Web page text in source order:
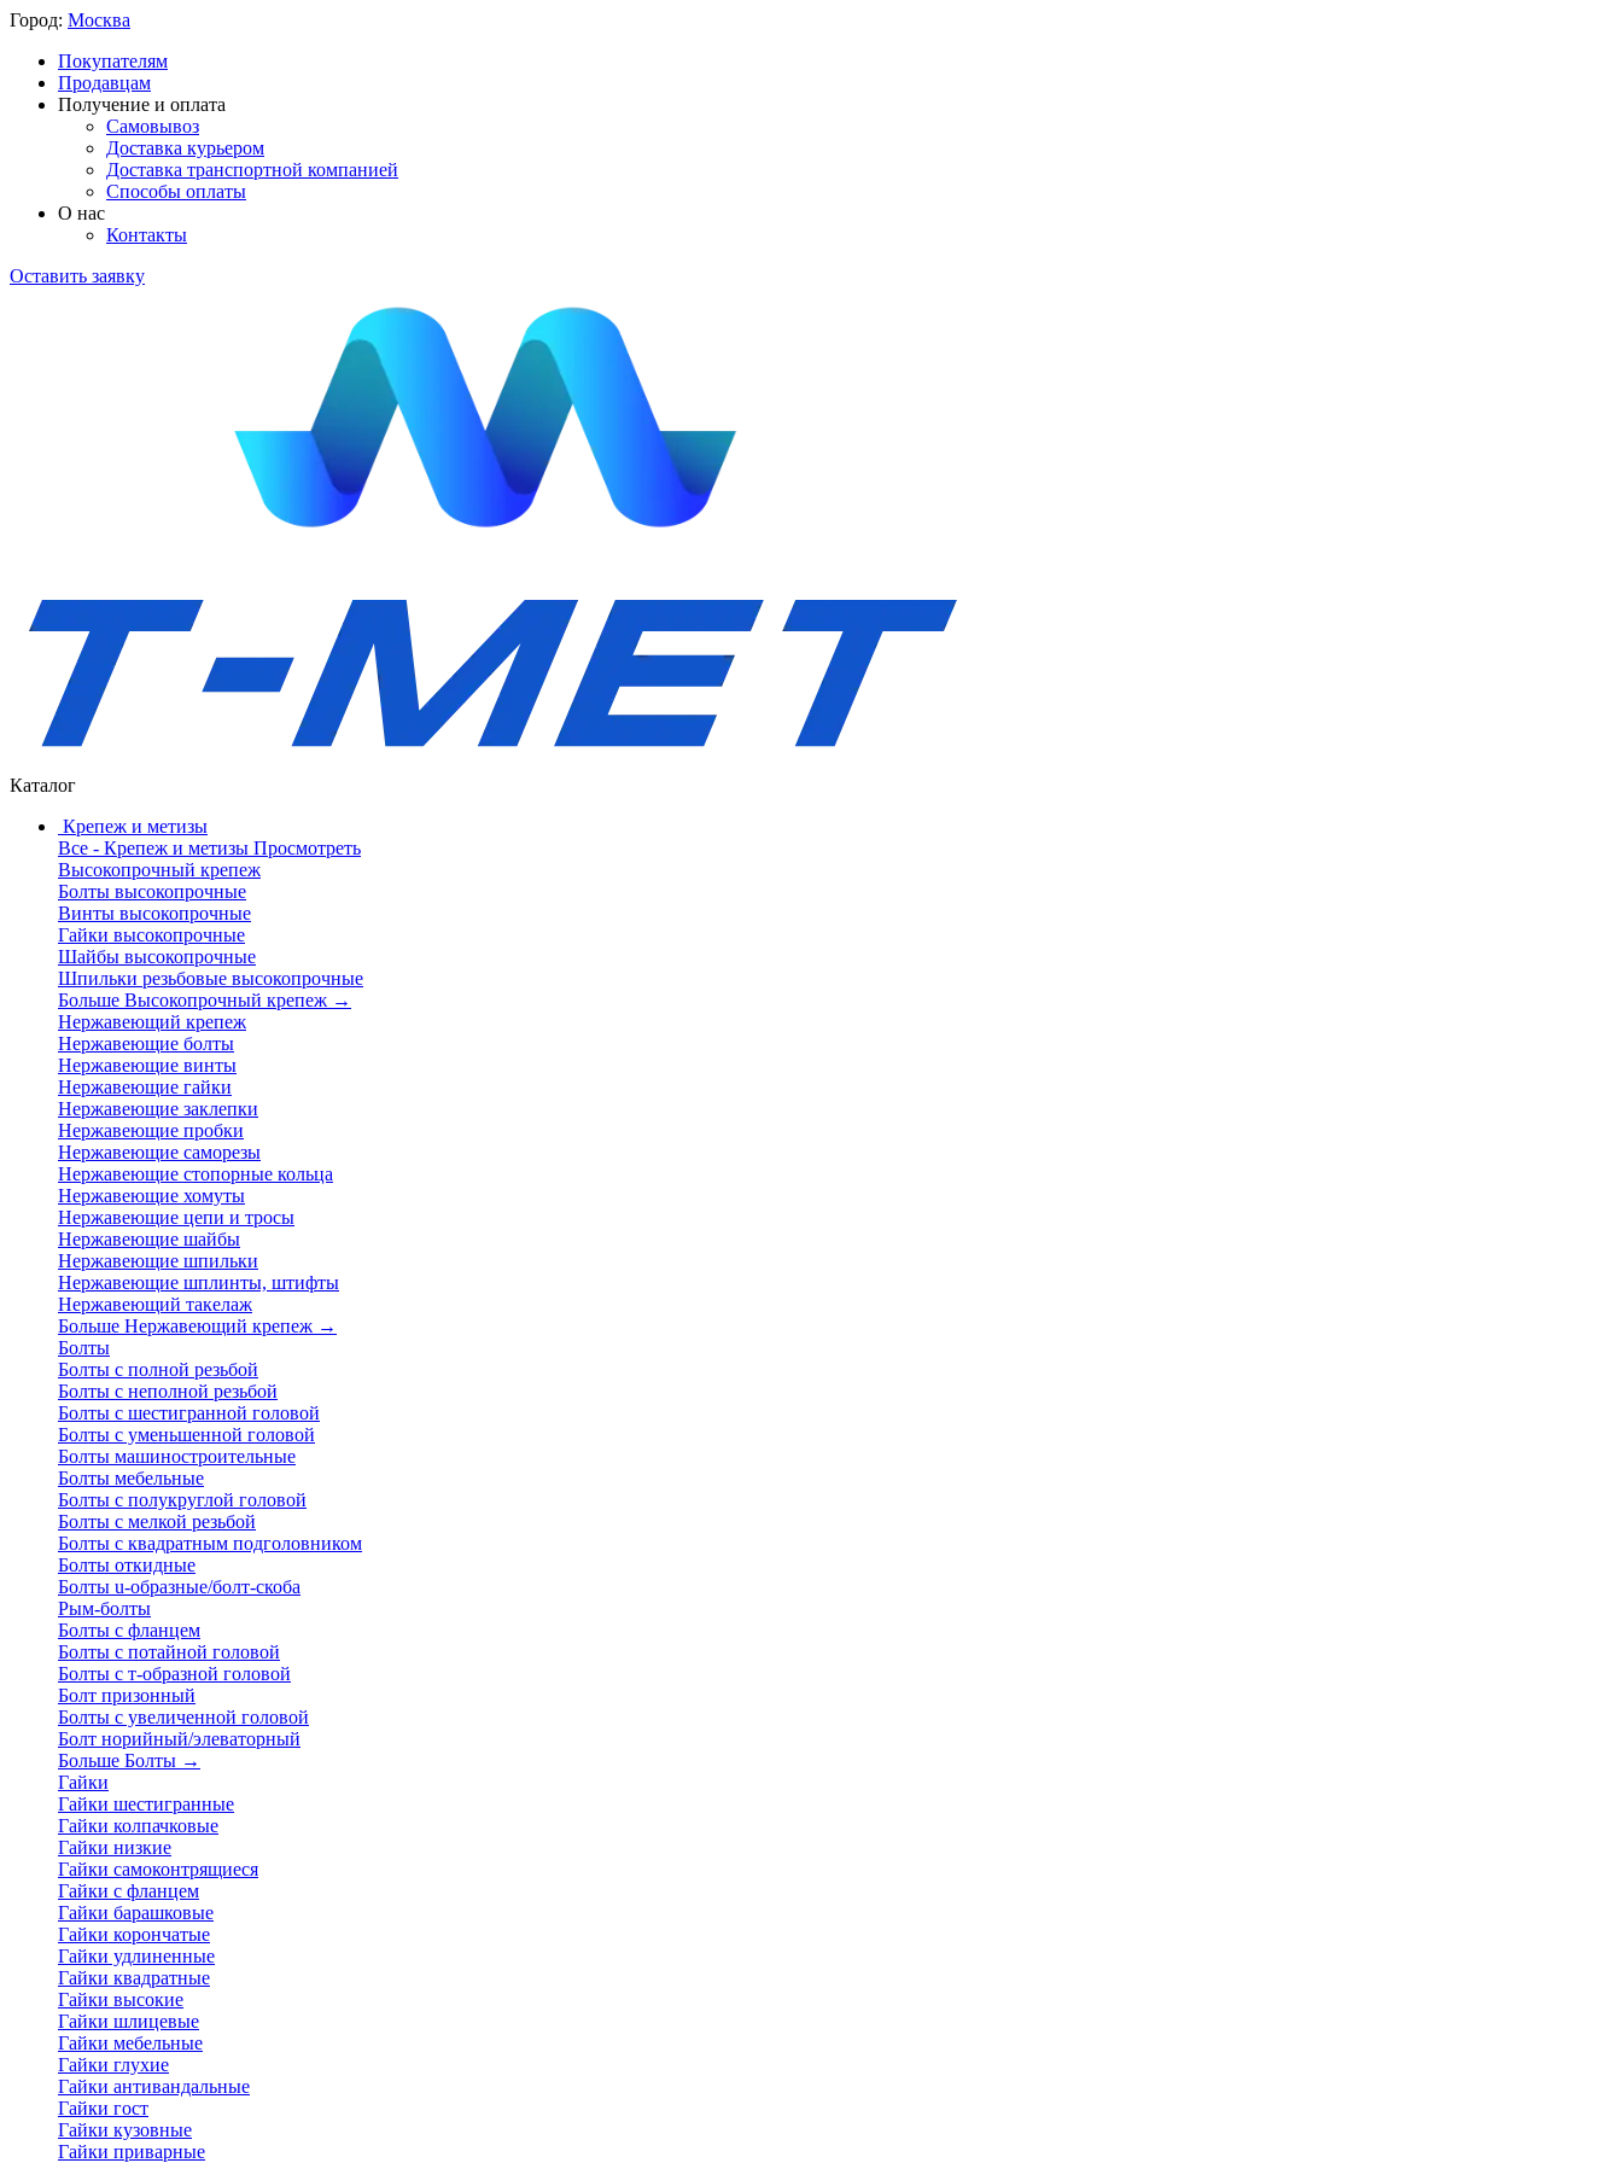
Город: Москва
Покупателям
Продавцам
Получение и оплата
Самовывоз
Доставка курьером
Доставка транспортной компанией
Способы оплаты
О нас
Контакты
Оставить заявку
Каталог
Крепеж и метизы
Все - Крепеж и метизы Просмотреть
Высокопрочный крепеж
Болты высокопрочные
Винты высокопрочные
Гайки высокопрочные
Шайбы высокопрочные
Шпильки резьбовые высокопрочные
Больше Высокопрочный крепеж →
Нержавеющий крепеж
Нержавеющие болты
Нержавеющие винты
Нержавеющие гайки
Нержавеющие заклепки
Нержавеющие пробки
Нержавеющие саморезы
Нержавеющие стопорные кольца
Нержавеющие хомуты
Нержавеющие цепи и тросы
Нержавеющие шайбы
Нержавеющие шпильки
Нержавеющие шплинты, штифты
Нержавеющий такелаж
Больше Нержавеющий крепеж →
Болты
Болты с полной резьбой
Болты с неполной резьбой
Болты с шестигранной головой
Болты с уменьшенной головой
Болты машиностроительные
Болты мебельные
Болты с полукруглой головой
Болты с мелкой резьбой
Болты с квадратным подголовником
Болты откидные
Болты u-образные/болт-скоба
Рым-болты
Болты с фланцем
Болты с потайной головой
Болты с т-образной головой
Болт призонный
Болты с увеличенной головой
Болт норийный/элеваторный
Больше Болты →
Гайки
Гайки шестигранные
Гайки колпачковые
Гайки низкие
Гайки самоконтрящиеся
Гайки с фланцем
Гайки барашковые
Гайки корончатые
Гайки удлиненные
Гайки квадратные
Гайки высокие
Гайки шлицевые
Гайки мебельные
Гайки глухие
Гайки антивандальные
Гайки гост
Гайки кузовные
Гайки приварные